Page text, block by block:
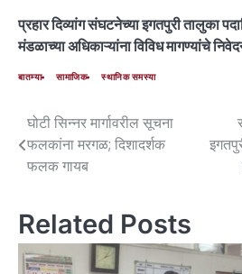
प्रहार दिव्यांग संघटनेच्या इगतपुरी तालुका
मंडळाच्या अधिकाऱ्यांना विविध मागण्यांचे
बातम्या सामाजिक स्थानिक समस्या
घोटी सिन्नर मार्गावरील सूचना
फलकांना मरगळ; दिशादर्शक
फलक गायब
Related Posts